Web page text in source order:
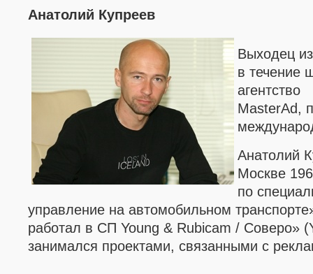
Анатолий Купреев
Выходец
в течение
агентство
MasterAd,
Анатолий
Москве
по
управление на автомобильном
работал в СП Young & Rubicam / Соверо»
занимался проектами, связанными с